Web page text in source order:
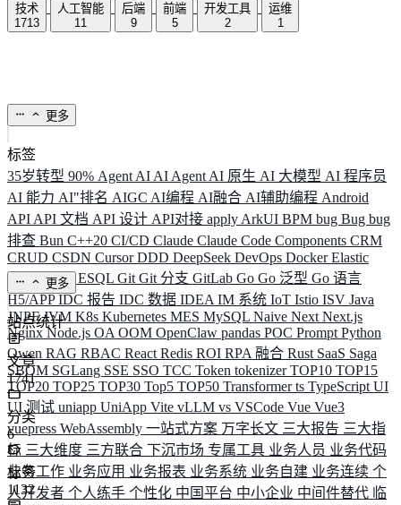
技术
1713
人工智能
11
后端
9
前端
5
开发工具
2
运维
1
更多
标签
35岁转型 90% Agent AI AI Agent AI 原生 AI 大模型 AI 程序员
AI 能力 AI"排名 AIGC AI编程 AI融合 AI辅助编程 Android
API API 文档 API 设计 API对接 apply ArkUI BPM bug Bug bug
排查 Bun C++20 CI/CD Claude Claude Code Components CRM
CRUD CSDN CursorDDD DeepSeek DevOps DockerElastic
ELK ElysiaESQL Git Git 分支 GitLab Go Go 泛型 Go 语言
H5/APPIDC 报告 IDC 数据 IDEA IM 系统 IoT Istio ISV Java
JNPFJVM K8s Kubernetes MES MySQL Naive Next Next.js
NginxNode.js OA OOM OpenClaw pandas POC Prompt Python
Qwen RAG RBAC React Redis ROI RPA 融合 Rust SaaS Saga
SBOM SGLang SSE SSO TCC Token tokenizerTOP10 TOP15
TOP20 TOP25 TOP30 Top5 TOP50 Transformerts TypeScript UI
UI 测试 uniapp UniApp Vite vLLM vs VSCode Vue Vue3
vuepress WebAssembly 一站式方案 万字长文 三大报告 三大指
标 三大维度 三方联合 下沉市场 专属工具 业务人员 业务代码
业务工作 业务应用 业务报表 业务系统 业务自建 业务连续 个
人开发者 个人练手 个性化 中国平台 中小企业 中间件替代 临
更多
站点统计
文章
1741
分类
6
标签
1132